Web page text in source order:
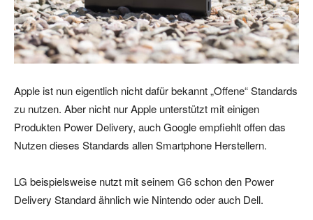
Apple ist nun eigentlich nicht dafür bekannt „Offene“ Standards
zu nutzen. Aber nicht nur Apple unterstützt mit einigen
Produkten Power Delivery, auch Google empfiehlt offen das
Nutzen dieses Standards allen Smartphone Herstellern.
LG beispielsweise nutzt mit seinem G6 schon den Power
Delivery Standard ähnlich wie Nintendo oder auch Dell.